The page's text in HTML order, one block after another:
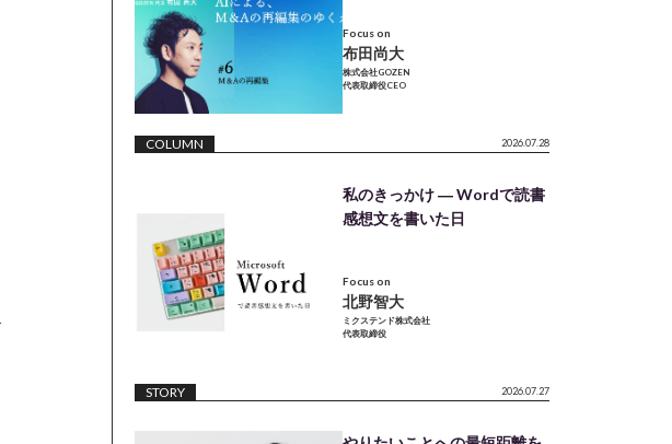
Focus on
布田尚大
株式会社GOZEN
代表取締役CEO
COLUMN 2026.07.28
私のきっかけ ― Wordで読書
感想文を書いた日
Focus on
北野智大
ミクステンド株式会社
代表取締役
STORY 2026.07.27